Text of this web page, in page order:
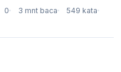
0 3 mnt baca
549 kata